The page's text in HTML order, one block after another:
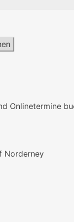
Onlinetermine
Norderney